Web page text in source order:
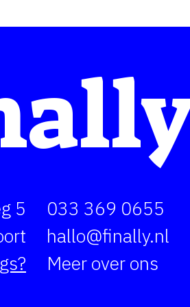
5
033 369 0655
hallo@finally.nl
Meer over ons